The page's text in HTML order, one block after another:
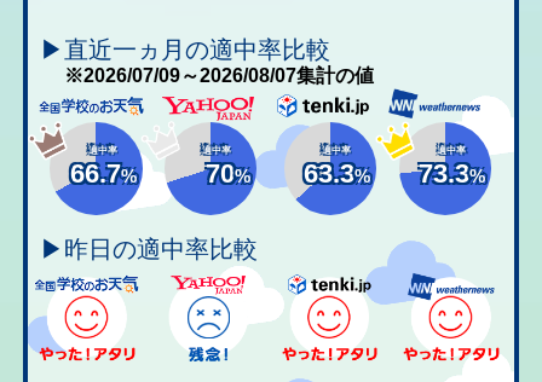
▶直近一ヵ月の適中率比較
※2026/07/09～2026/08/07集計の値
適中率
66.7%
適中率
70%
適中率
63.3%
適中率
73.3%
▶昨日の適中率比較